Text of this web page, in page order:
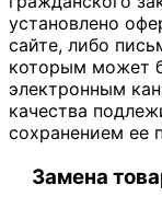
установлено
сайте, либо
которым может
электронным
качества
сохранением ее
Замена